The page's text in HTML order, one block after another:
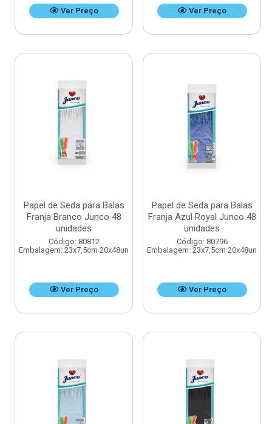
Ver Preço Ver Preço
Papel de Seda para Balas
Franja Branco Junco 48
unidades
Código: 80812
Embalagem: 23x7,5cm 20x48un
Ver Preço
Papel de Seda para Balas
Franja Azul Royal Junco 48
unidades
Código: 80796
Embalagem: 23x7,5cm 20x48un
Ver Preço